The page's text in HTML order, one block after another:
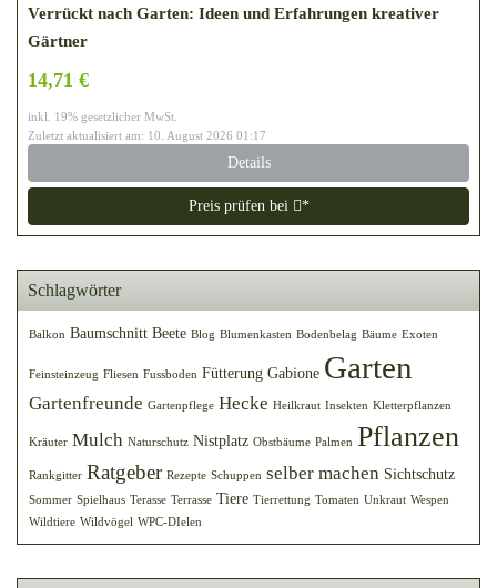
Verrückt nach Garten: Ideen und Erfahrungen kreativer
Gärtner
14,71 €
inkl. 19% gesetzlicher MwSt.
Zuletzt aktualisiert am: 10. August 2026 01:17
Details
Preis prüfen bei *
Schlagwörter
Balkon Baumschnitt Beete Blog Blumenkasten Bodenbelag Bäume Exoten
Feinsteinzeug Fliesen Fussboden Fütterung Gabione Garten
Gartenfreunde Gartenpflege Hecke Heilkraut Insekten Kletterpflanzen
Kräuter Mulch Naturschutz Nistplatz Obstbäume Palmen Pflanzen
Rankgitter Ratgeber Rezepte Schuppen selber machen Sichtschutz
Sommer Spielhaus Terasse Terrasse Tiere Tierrettung Tomaten Unkraut Wespen
Wildtiere Wildvögel WPC-DIelen